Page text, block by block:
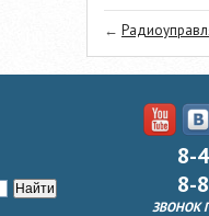
←
8-
8-
ЗВОНОК